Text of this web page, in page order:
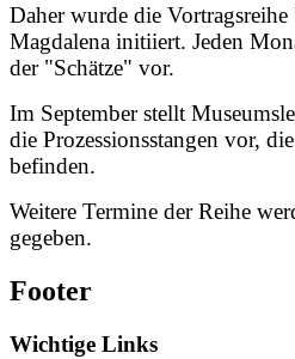
Daher wurde die
Magdalena initiiert. Jeden
der "Schätze" vor.
Im September stellt
die Prozessionsstangen vor,
befinden.
Weitere Termine der Reihe
gegeben.
Footer
Wichtige Links